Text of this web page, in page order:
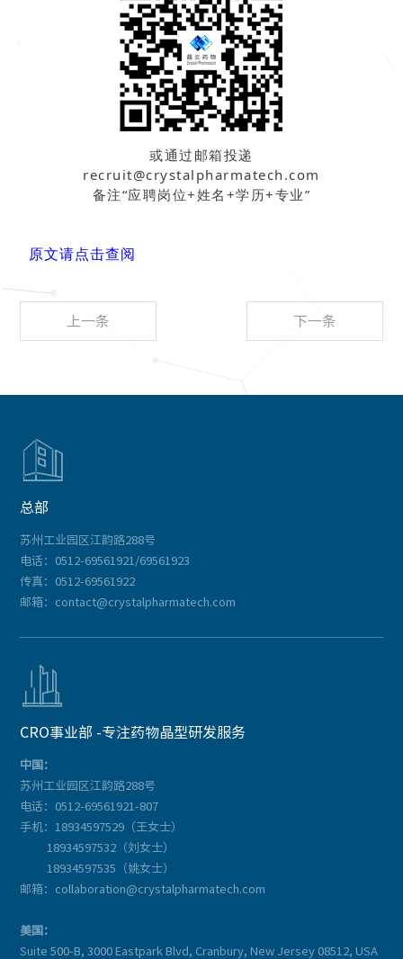
或通过邮箱投递
recruit@crystalpharmatech.com
备注“应聘岗位+姓名+学历+专业”
原文请点击查阅
上一条 下一条

总部
苏州工业园区江韵路288号
电话：0512-69561921/69561923
传真：0512-69561922
邮箱：contact@crystalpharmatech.com

CRO事业部 -专注药物晶型研发服务
中国：
苏州工业园区江韵路288号
电话：0512-69561921-807
手机：18934597529（王女士）
18934597532（刘女士）
18934597535（姚女士）
邮箱：collaboration@crystalpharmatech.com
美国：
Suite 500-B, 3000 Eastpark Blvd, Cranbury, New Jersey 08512, USA